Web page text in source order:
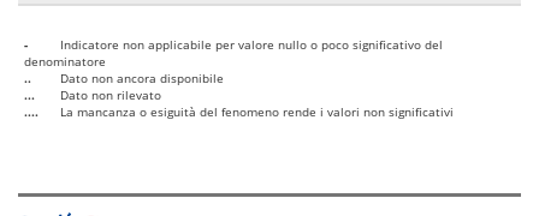
-
Indicatore non applicabile per valore nullo o poco significativo del
denominatore
..
Dato non ancora disponibile
...
Dato non rilevato
....
La mancanza o esiguità del fenomeno rende i valori non significativi